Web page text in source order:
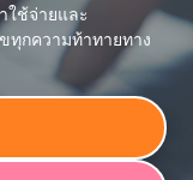
ใช้จ่ายและ
ทุกความท้าทายทาง